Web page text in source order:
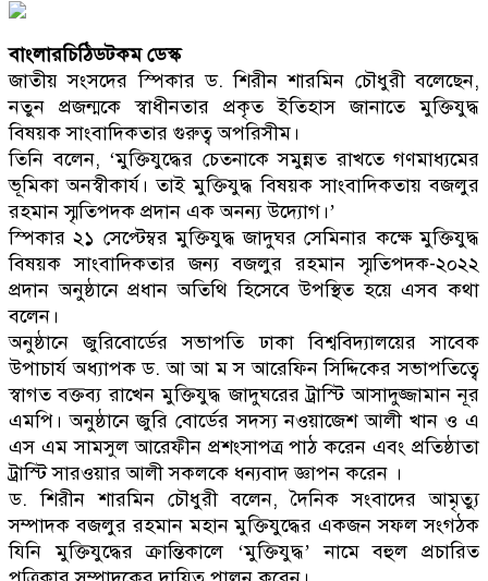
বাংলারচিঠিডটকম ডেস্ক
জাতীয় সংসদের স্পিকার ড. শিরীন শারমিন চৌধুরী বলেছেন,
নতুন প্রজন্মকে স্বাধীনতার প্রকৃত ইতিহাস জানাতে মুক্তিযুদ্ধ
বিষয়ক সাংবাদিকতার গুরুত্ব অপরিসীম।
তিনি বলেন, ‘মুক্তিযুদ্ধের চেতনাকে সমুন্নত রাখতে গণমাধ্যমের
ভূমিকা অনস্বীকার্য। তাই মুক্তিযুদ্ধ বিষয়ক সাংবাদিকতায় বজলুর
রহমান স্মৃতিপদক প্রদান এক অনন্য উদ্যোগ।’
স্পিকার ২১ সেপ্টেম্বর মুক্তিযুদ্ধ জাদুঘর সেমিনার কক্ষে মুক্তিযুদ্ধ
বিষয়ক সাংবাদিকতার জন্য বজলুর রহমান স্মৃতিপদক-২০২২
প্রদান অনুষ্ঠানে প্রধান অতিথি হিসেবে উপস্থিত হয়ে এসব কথা
বলেন।
অনুষ্ঠানে জুরিবোর্ডের সভাপতি ঢাকা বিশ্ববিদ্যালয়ের সাবেক
উপাচার্য অধ্যাপক ড. আ আ ম স আরেফিন সিদ্দিকের সভাপতিত্বে
স্বাগত বক্তব্য রাখেন মুক্তিযুদ্ধ জাদুঘরের ট্রাস্টি আসাদুজ্জামান নূর
এমপি। অনুষ্ঠানে জুরি বোর্ডের সদস্য নওয়াজেশ আলী খান ও এ
এস এম সামসুল আরেফীন প্রশংসাপত্র পাঠ করেন এবং প্রতিষ্ঠাতা
ট্রাস্টি সারওয়ার আলী সকলকে ধন্যবাদ জ্ঞাপন করেন ।
ড. শিরীন শারমিন চৌধুরী বলেন, দৈনিক সংবাদের আমৃত্যু
সম্পাদক বজলুর রহমান মহান মুক্তিযুদ্ধের একজন সফল সংগঠক
যিনি মুক্তিযুদ্ধের ক্রান্তিকালে ‘মুক্তিযুদ্ধ’ নামে বহুল প্রচারিত